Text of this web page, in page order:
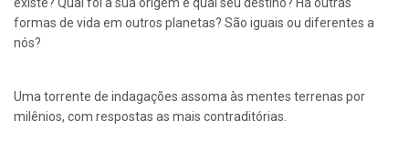
formas de vida em outros planetas? São iguais ou diferentes a
nós?
Uma torrente de indagações assoma às mentes terrenas por
milênios, com respostas as mais contraditórias.